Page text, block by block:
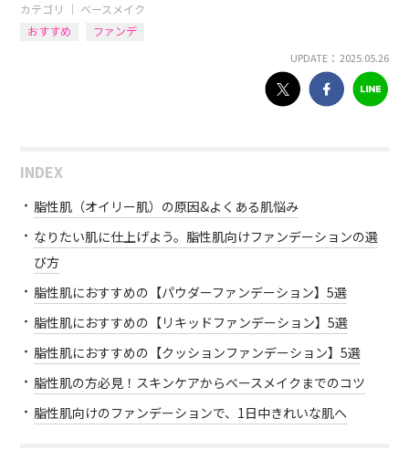
カテゴリ ｜ ベースメイク
おすすめ
ファンデ
UPDATE： 2025.05.26
INDEX
脂性肌（オイリー肌）の原因&よくある肌悩み
なりたい肌に仕上げよう。脂性肌向けファンデーションの選
び方
脂性肌におすすめの【パウダーファンデーション】5選
脂性肌におすすめの【リキッドファンデーション】5選
脂性肌におすすめの【クッションファンデーション】5選
脂性肌の方必見！スキンケアからベースメイクまでのコツ
脂性肌向けのファンデーションで、1日中きれいな肌へ